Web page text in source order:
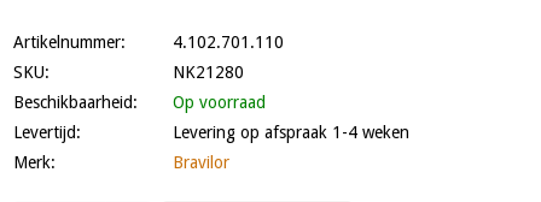
Artikelnummer:
4.102.701.110
SKU:
NK21280
Beschikbaarheid:
Op voorraad
Levertijd:
Levering op afspraak 1-4 weken
Merk:
Bravilor